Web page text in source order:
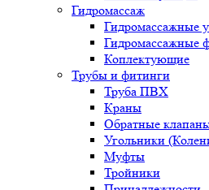
Гидромассаж
Гидромассажные
Гидромассажные
Коплектующие
Трубы и фитинги
Труба ПВХ
Краны
Обратные
Угольники
Муфты
Тройники